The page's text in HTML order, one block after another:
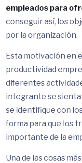
empleados para
conseguir así, los
por la organización.
Esta motivación en
productividad
diferentes
integrante se sienta
se identifique con
forma para que los
importante de la
Una de las cosas